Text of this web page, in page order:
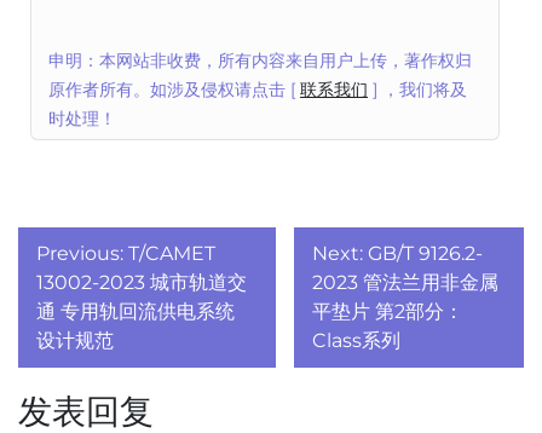
申明：本网站非收费，所有内容来自用户上传，著作权归
原作者所有。如涉及侵权请点击 [ 联系我们 ] ，我们将及
时处理！
文
章
导
航
Previous: T/CAMET
13002-2023 城市轨道交
通 专用轨回流供电系统
设计规范
Next: GB/T 9126.2-
2023 管法兰用非金属
平垫片 第2部分：
Class系列
发表回复